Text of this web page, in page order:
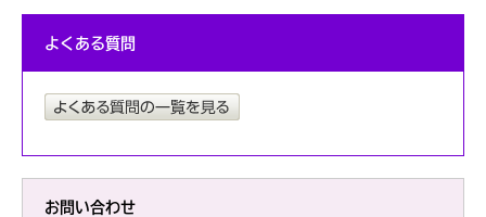
よくある質問
お問い合わせ